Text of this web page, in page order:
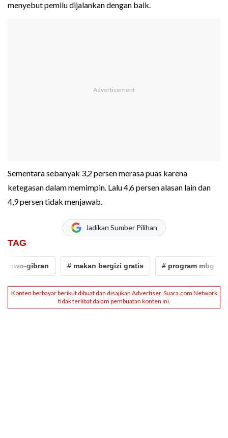
menyebut pemilu dijalankan dengan baik.
Sementara sebanyak 3,2 persen merasa puas karena
ketegasan dalam memimpin. Lalu 4,6 persen alasan lain dan
4,9 persen tidak menjawab.
Jadikan Sumber Pilihan
TAG
gibran # makan bergizi gratis # program mbg